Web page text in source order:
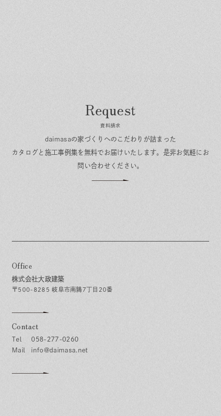
資料請求
daimasaの家づくりへのこだわりが詰まった
カタログと施工事例集を無料でお届けいたします。 是非お気軽にお
問い合わせください。
Office
株式会社大政建築
〒500-8285 岐阜市南鶉7丁目20番
Contact
058-277-0260
info@daimasa.net